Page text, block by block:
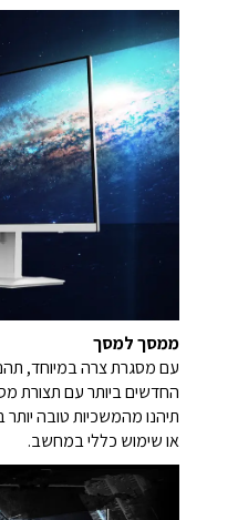
ממסך למסך
עם מסגרת צרה במיוחד,
תיהנו מהמשכיות טובה
או שימוש כללי במחשב.